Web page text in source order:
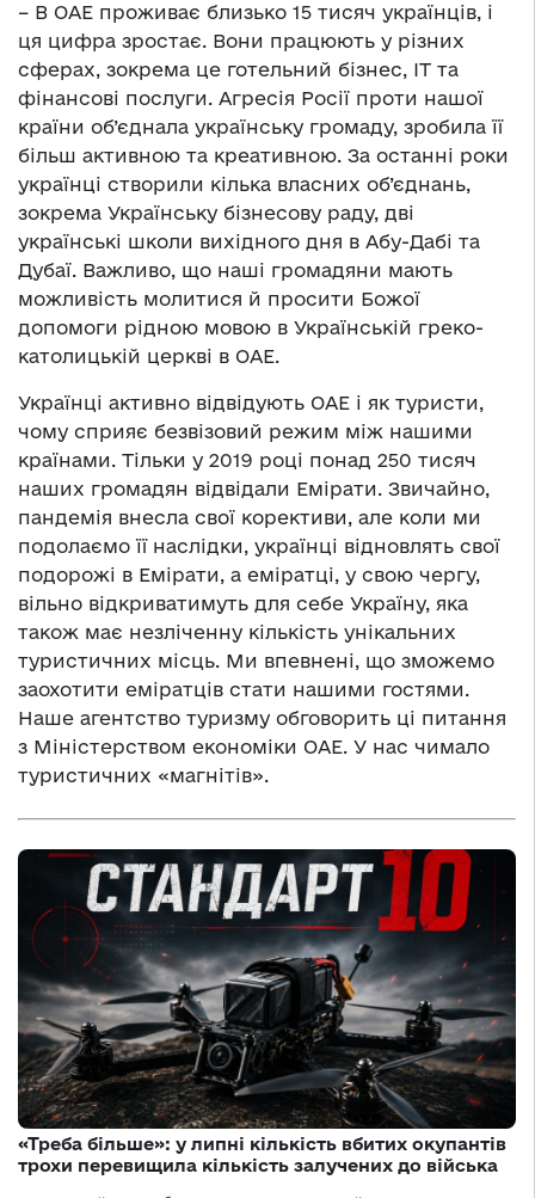
– В ОАЕ проживає близько 15 тисяч українців, і
ця цифра зростає. Вони працюють у різних
сферах, зокрема це готельний бізнес, ІТ та
фінансові послуги. Агресія Росії проти нашої
країни об’єднала українську громаду, зробила її
більш активною та креативною. За останні роки
українці створили кілька власних об’єднань,
зокрема Українську бізнесову раду, дві
українські школи вихідного дня в Абу-Дабі та
Дубаї. Важливо, що наші громадяни мають
можливість молитися й просити Божої
допомоги рідною мовою в Українській греко-
католицькій церкві в ОАЕ.
Українці активно відвідують ОАЕ і як туристи,
чому сприяє безвізовий режим між нашими
країнами. Тільки у 2019 році понад 250 тисяч
наших громадян відвідали Емірати. Звичайно,
пандемія внесла свої корективи, але коли ми
подолаємо її наслідки, українці відновлять свої
подорожі в Емірати, а еміратці, у свою чергу,
вільно відкриватимуть для себе Україну, яка
також має незліченну кількість унікальних
туристичних місць. Ми впевнені, що зможемо
заохотити еміратців стати нашими гостями.
Наше агентство туризму обговорить ці питання
з Міністерством економіки ОАЕ. У нас чимало
туристичних «магнітів».
«Треба більше»: у липні кількість вбитих окупантів
трохи перевищила кількість залучених до війська